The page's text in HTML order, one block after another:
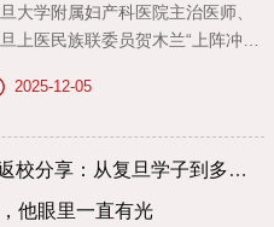
大学附属妇产科医院主治医师、
上医民族联委员贺木兰“上阵冲
线。她曾因一个瞬间的回眸，毅
42天后健康归来完成复查，贺木
心喜悦而充盈。
2025-12-05
医路向心，步履不停｜学长返校分享：从复旦学子到多元医者的成长答卷
他眼里一直有光